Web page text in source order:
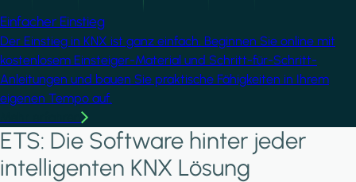
Einfacher Einstieg
Der Einstieg in KNX ist ganz einfach. Beginnen Sie online mit
kostenlosem Einsteiger-Material und Schritt-für-Schritt-
Anleitungen und bauen Sie praktische Fähigkeiten in Ihrem
eigenen Tempo auf.
ETS: Die Software hinter jeder
intelligenten KNX Lösung